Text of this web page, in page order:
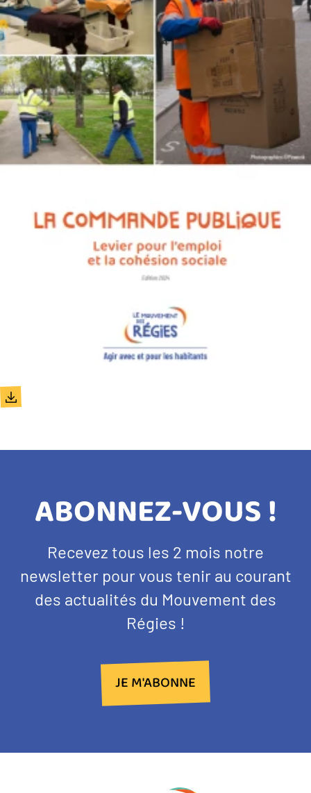
Document
TITRE
BANDEAU
NEWSLETTER
ABONNEZ-VOUS !
Texte
d'introduction
Recevez tous les 2 mois notre
newsletter pour vous tenir au courant
des actualités du Mouvement des
Régies !
JE M'ABONNE